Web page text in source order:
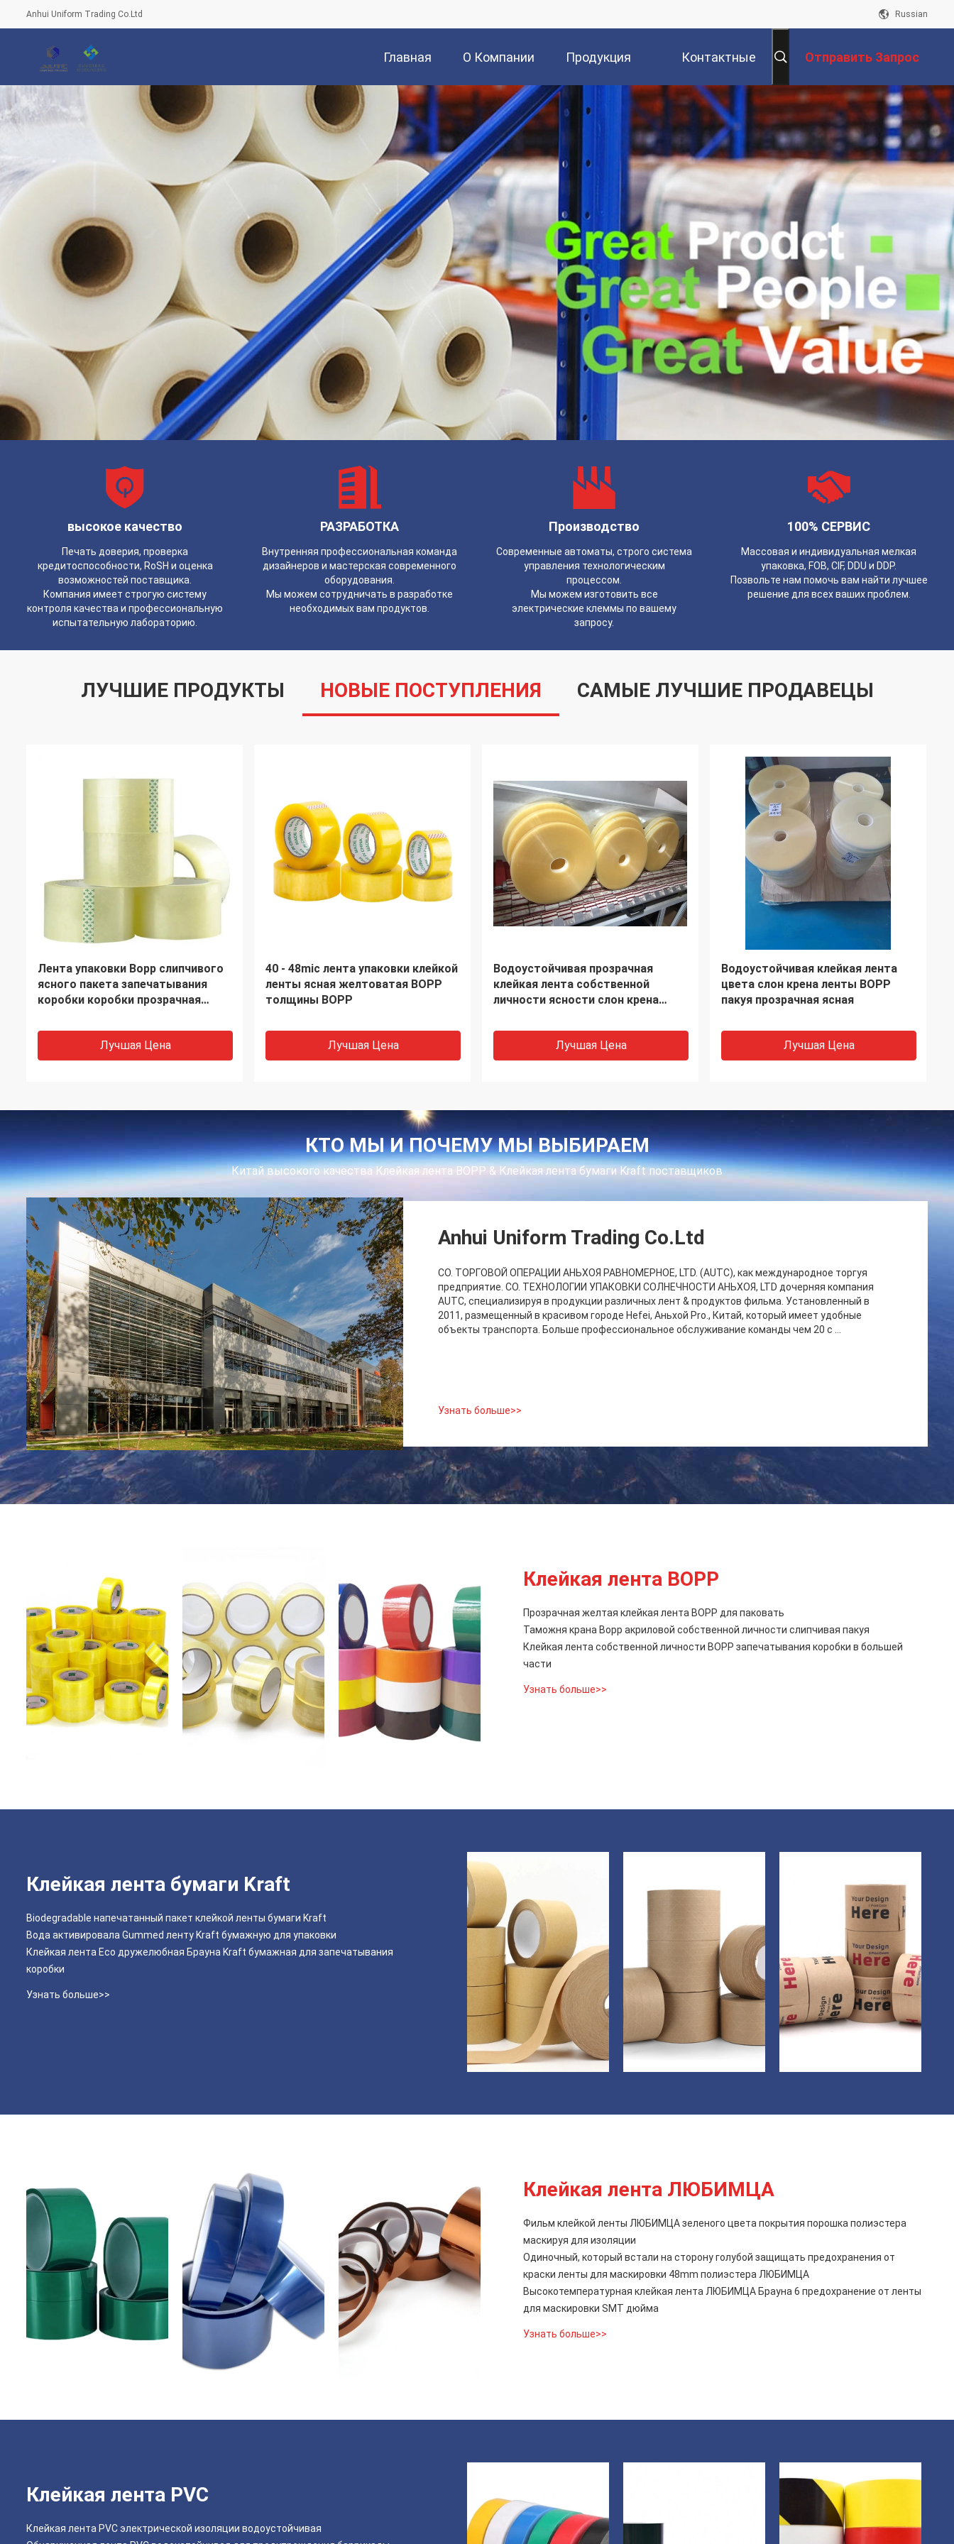
Anhui Uniform Trading Co.Ltd Russian
Главная
Страница
О Компании Продукция Контактные
Данные
Отправить Запрос
высокое качество
Печать доверия, проверка
кредитоспособности, RoSH и оценка
возможностей поставщика.
Компания имеет строгую систему
контроля качества и профессиональную
испытательную лабораторию.
РАЗРАБОТКА
Внутренняя профессиональная команда
дизайнеров и мастерская современного
оборудования.
Мы можем сотрудничать в разработке
необходимых вам продуктов.
Производство
Современные автоматы, строго система
управления технологическим
процессом.
Мы можем изготовить все
электрические клеммы по вашему
запросу.
100% СЕРВИС
Массовая и индивидуальная мелкая
упаковка, FOB, CIF, DDU и DDP.
Позвольте нам помочь вам найти лучшее
решение для всех ваших проблем.
ЛУЧШИЕ ПРОДУКТЫ НОВЫЕ ПОСТУПЛЕНИЯ САМЫЕ ЛУЧШИЕ ПРОДАВЕЦЫ
Прозрачная желтая клейкая лента
BOPP для паковать
Лучшая Цена
Клейкая лента собственной
личности BOPP запечатывания
коробки в большей части
Лучшая Цена
Крен 1270MMx4000M ленты
водного фильма акриловый BOPP
ленты слон крена пакуя слон
Лучшая Цена
Усиленная лента нити клейкой
ленты стеклоткани перекрестная
Лучшая Цена
КТО МЫ И ПОЧЕМУ МЫ ВЫБИРАЕМ
Китай высокого качества Клейкая лента BOPP & Клейкая лента бумаги Kraft поставщиков
Anhui Uniform Trading Co.Ltd
CO. ТОРГОВОЙ ОПЕРАЦИИ АНЬХОЯ РАВНОМЕРНОЕ, LTD. (AUTC), как международное торгуя
предприятие. CO. ТЕХНОЛОГИИ УПАКОВКИ СОЛНЕЧНОСТИ АНЬХОЯ, LTD дочерняя компания
AUTC, специализируя в продукции различных лент & продуктов фильма. Установленный в
2011, размещенный в красивом городе Hefei, Аньхой Pro., Китай, который имеет удобные
объекты транспорта. Больше профессиональное обслуживание команды чем 20 с ...
Узнать больше>>
Клейкая лента BOPP
Прозрачная желтая клейкая лента BOPP для паковать
Таможня крана Bopp акриловой собственной личности слипчивая пакуя
Клейкая лента собственной личности BOPP запечатывания коробки в большей
части
Узнать больше>>
Клейкая лента бумаги Kraft
Biodegradable напечатанный пакет клейкой ленты бумаги Kraft
Вода активировала Gummed ленту Kraft бумажную для упаковки
Клейкая лента Eco дружелюбная Брауна Kraft бумажная для запечатывания
коробки
Узнать больше>>
Клейкая лента ЛЮБИМЦА
Фильм клейкой ленты ЛЮБИМЦА зеленого цвета покрытия порошка полиэстера
маскируя для изоляции
Одиночный, который встали на сторону голубой защищать предохранения от
краски ленты для маскировки 48mm полиэстера ЛЮБИМЦА
Высокотемпературная клейкая лента ЛЮБИМЦА Брауна 6 предохранение от ленты
для маскировки SMT дюйма
Узнать больше>>
Клейкая лента PVC
Клейкая лента PVC электрической изоляции водоустойчивая